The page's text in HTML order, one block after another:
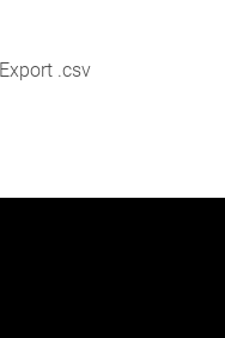
Export .csv